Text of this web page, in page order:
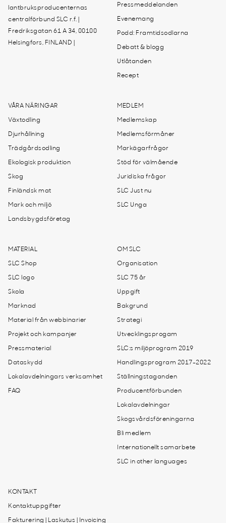
lantbruksproducenternas
centralförbund SLC r.f. |
Fredriksgatan 61 A 34, 00100
Helsingfors, FINLAND |
Pressmeddelanden
Evenemang
Podd: Framtidsodlarna
Debatt & blogg
Utlåtanden
Recept
VÅRA NÄRINGAR
Växtodling
Djurhållning
Trädgårdsodling
Ekologisk produktion
Skog
Finländsk mat
Mark och miljö
Landsbygdsföretag
MEDLEM
Medlemskap
Medlemsförmåner
Markägarfrågor
Stöd för välmående
Juridiska frågor
SLC Just nu
SLC Unga
MATERIAL
SLC Shop
SLC logo
Skola
Marknad
Material från webbinarier
Projekt och kampanjer
Pressmaterial
Dataskydd
Lokalavdelningars verksamhet
FAQ
OM SLC
Organisation
SLC 75 år
Uppgift
Bakgrund
Strategi
Utvecklingsprogam
SLC:s miljöprogram 2019
Handlingsprogram 2017-2022
Ställningstaganden
Producentförbunden
Lokalavdelningar
Skogsvårdsföreningarna
Bli medlem
Internationellt samarbete
SLC in other languages
KONTAKT
Kontaktuppgifter
Fakturering | Laskutus | Invoicing